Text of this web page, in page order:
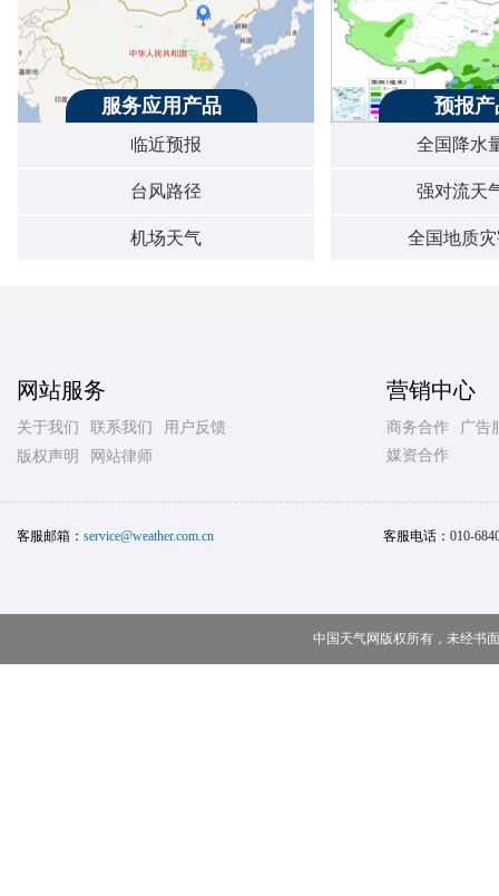
服务应用产品
临近预报
台风路径
机场天气
预报产
全国降水
强对流天
全国地质
网站服务
关于我们 联系我们
用户反馈
版权声明
网站律师
营销中心
商务合作
广告
媒资合作
客服邮箱： service@weather.com.cn 客服电话： 010-
中国天气网版权所有，未经